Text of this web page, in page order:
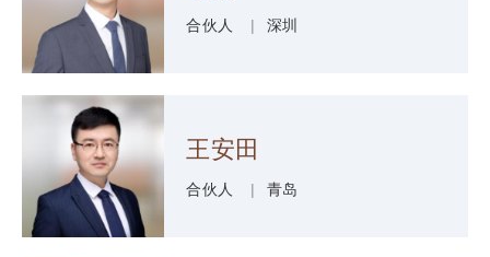
合伙人 | 深圳
王安田
合伙人 | 青岛